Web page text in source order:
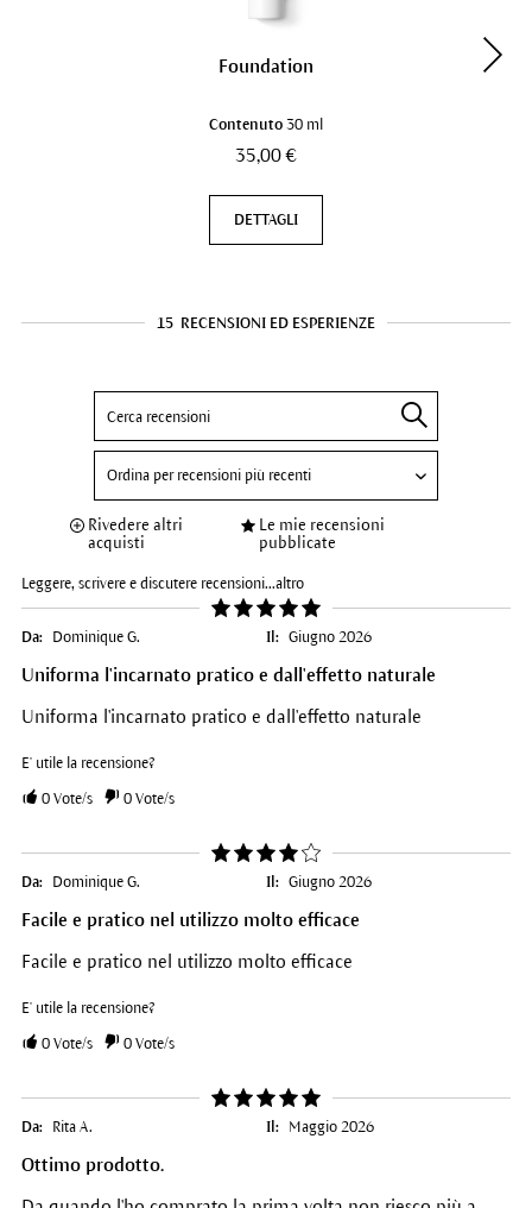
Foundation
Contenuto 30 ml
35,00 €
DETTAGLI
15 RECENSIONI ED ESPERIENZE
Rivedere altri
acquisti
Le mie recensioni
pubblicate
Leggere, scrivere e discutere recensioni...altro
Da: Dominique G. Il: Giugno 2026
Uniforma l'incarnato pratico e dall'effetto naturale
Uniforma l'incarnato pratico e dall'effetto naturale
E' utile la recensione?
0Vote/s 0Vote/s
Da: Dominique G. Il: Giugno 2026
Facile e pratico nel utilizzo molto efficace
Facile e pratico nel utilizzo molto efficace
E' utile la recensione?
0Vote/s 0Vote/s
Da: Rita A. Il: Maggio 2026
Ottimo prodotto.